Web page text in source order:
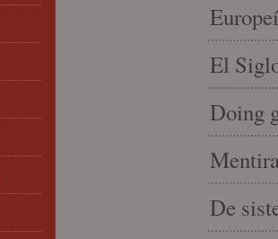
El
Doing
De